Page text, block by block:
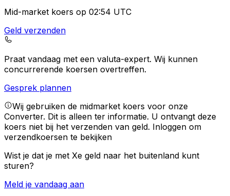
Mid-market koers op 02:54 UTC
Geld verzenden
Praat vandaag met een valuta-expert. Wij kunnen
concurrerende koersen overtreffen.
Gesprek plannen
Wij gebruiken de midmarket koers voor onze
Converter. Dit is alleen ter informatie. U ontvangt deze
koers niet bij het verzenden van geld. Inloggen om
verzendkoersen te bekijken
Wist je dat je met Xe geld naar het buitenland kunt
sturen?
Meld je vandaag aan